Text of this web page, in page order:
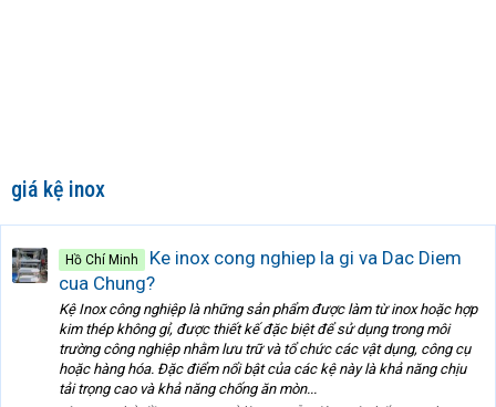
giá kệ inox
Hồ Chí Minh
Ke inox cong nghiep la gi va Dac Diem
cua Chung?
Kệ Inox công nghiệp là những sản phẩm được làm từ inox hoặc hợp
kim thép không gỉ, được thiết kế đặc biệt để sử dụng trong môi
trường công nghiệp nhằm lưu trữ và tổ chức các vật dụng, công cụ
hoặc hàng hóa. Đặc điểm nổi bật của các kệ này là khả năng chịu
tải trọng cao và khả năng chống ăn mòn...